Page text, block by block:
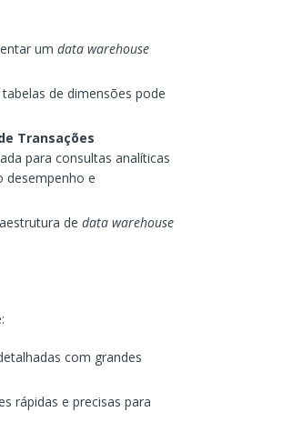
umdata warehouse
de dimensões pode
Transações
para consultas analíticas
desempenho e
dedata warehouse
com grandes
rápidas e precisas para